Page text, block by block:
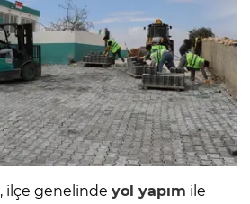
, ilçe genelinde yol yapım ile